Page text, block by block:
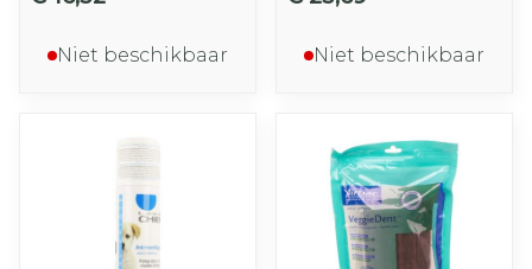
Niet beschikbaar Niet beschikbaar